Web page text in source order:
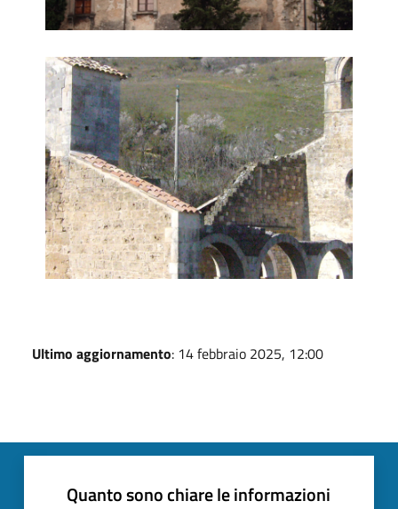
3
Ultimo aggiornamento: 14 febbraio 2025, 12:00
Quanto sono chiare le informazioni